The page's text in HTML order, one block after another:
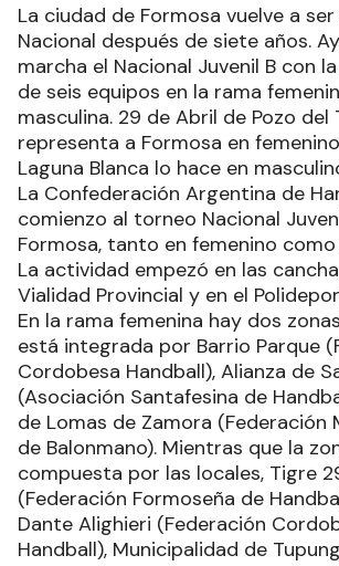
La ciudad de Formosa vuelve a
Nacional después de siete años.
marcha el Nacional Juvenil B con
de seis equipos en la rama
masculina. 29 de Abril de Pozo del
representa a Formosa en
Laguna Blanca lo hace en
La Confederación Argentina de
comienzo al torneo Nacional
Formosa, tanto en femenino
La actividad empezó en las
Vialidad Provincial y en el
En la rama femenina hay dos
está integrada por Barrio Parque
Cordobesa Handball), Alianza de
(Asociación Santafesina de
de Lomas de Zamora
de Balonmano). Mientras que la
compuesta por las locales, Tigre
(Federación Formoseña de
Dante Alighieri (Federación
Handball), Municipalidad de